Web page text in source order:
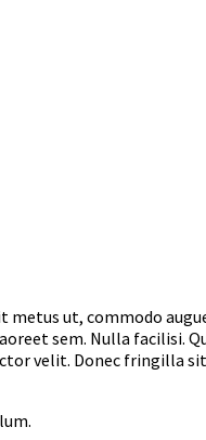
ut, commodo
sem. Nulla
velit. Donec fringilla